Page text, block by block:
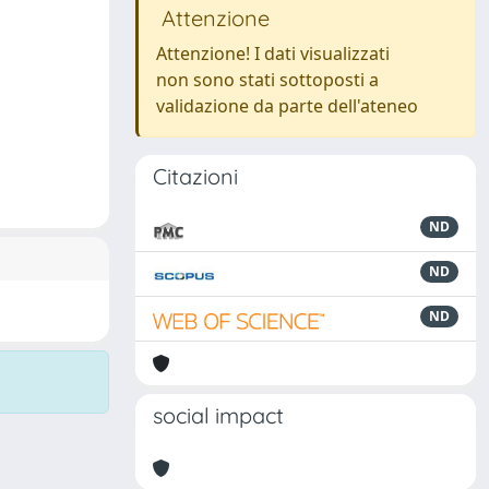
Attenzione
Attenzione! I dati visualizzati
non sono stati sottoposti a
validazione da parte dell'ateneo
Citazioni
ND
ND
ND
social impact